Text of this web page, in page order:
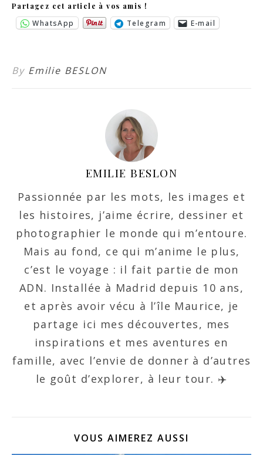
Partagez cet article à vos amis !
WhatsApp Telegram E-mail
By Emilie BESLON
EMILIE BESLON
Passionnée par les mots, les images et
les histoires, j’aime écrire, dessiner et
photographier le monde qui m’entoure.
Mais au fond, ce qui m’anime le plus,
c’est le voyage : il fait partie de mon
ADN. Installée à Madrid depuis 10 ans,
et après avoir vécu à l’île Maurice, je
partage ici mes découvertes, mes
inspirations et mes aventures en
famille, avec l’envie de donner à d’autres
le goût d’explorer, à leur tour. ✈️
VOUS AIMEREZ AUSSI